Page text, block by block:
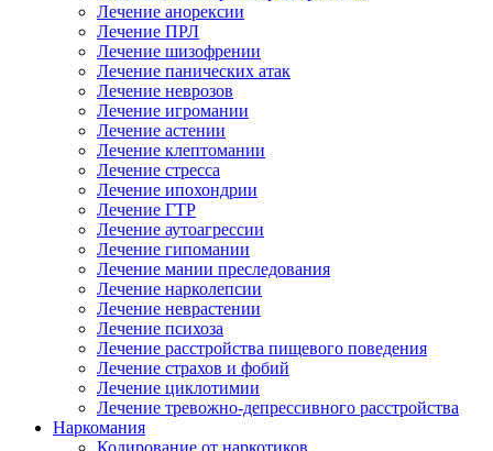
Лечение анорексии
Лечение ПРЛ
Лечение шизофрении
Лечение панических атак
Лечение неврозов
Лечение игромании
Лечение астении
Лечение клептомании
Лечение стресса
Лечение ипохондрии
Лечение ГТР
Лечение аутоагрессии
Лечение гипомании
Лечение мании преследования
Лечение нарколепсии
Лечение неврастении
Лечение психоза
Лечение расстройства пищевого поведения
Лечение страхов и фобий
Лечение циклотимии
Лечение тревожно-депрессивного расстройства
Наркомания
Кодирование от наркотиков